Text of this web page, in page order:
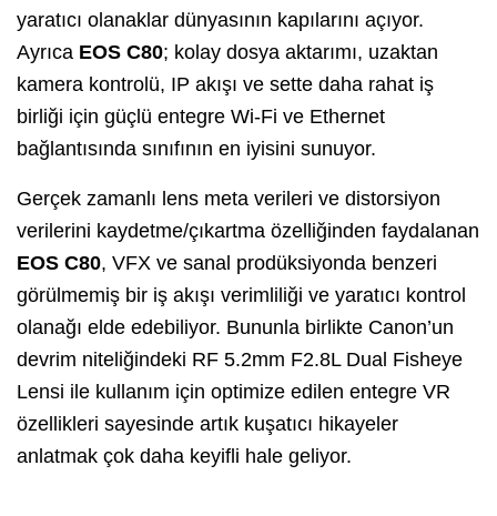
yaratıcı olanaklar dünyasının kapılarını açıyor.
Ayrıca EOS C80; kolay dosya aktarımı, uzaktan
kamera kontrolü, IP akışı ve sette daha rahat iş
birliği için güçlü entegre Wi-Fi ve Ethernet
bağlantısında sınıfının en iyisini sunuyor.
Gerçek zamanlı lens meta verileri ve distorsiyon
verilerini kaydetme/çıkartma özelliğinden faydalanan
EOS C80, VFX ve sanal prodüksiyonda benzeri
görülmemiş bir iş akışı verimliliği ve yaratıcı kontrol
olanağı elde edebiliyor. Bununla birlikte Canon’un
devrim niteliğindeki RF 5.2mm F2.8L Dual Fisheye
Lensi ile kullanım için optimize edilen entegre VR
özellikleri sayesinde artık kuşatıcı hikayeler
anlatmak çok daha keyifli hale geliyor.